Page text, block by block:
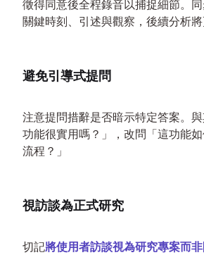
徵得同意後全程錄音以捕捉細節。
關鍵時刻、引述與觀察，後續分析將
避免引導式提問
注意提問措辭是否暗示特定答案。
功能很實用嗎？」，改問「這功能
流程？」
視訪談為正式研究
切記將使用者訪談視為研究專案而